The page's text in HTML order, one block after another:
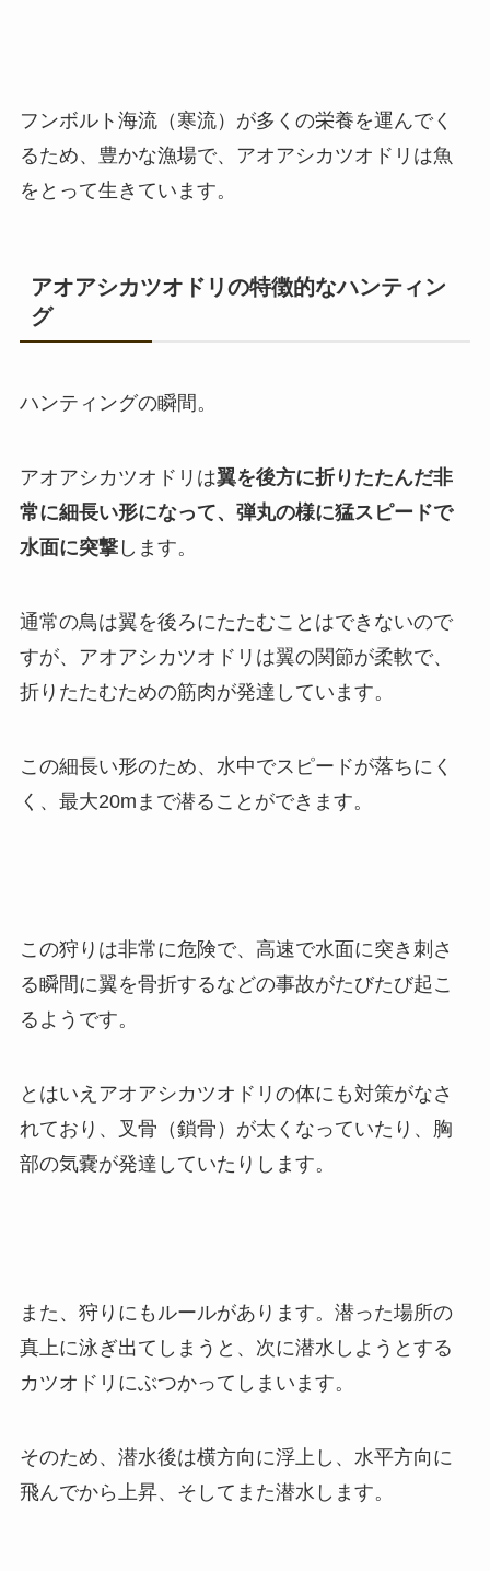
フンボルト海流（寒流）が多くの栄養を運んでく
るため、豊かな漁場で、アオアシカツオドリは魚
をとって生きています。
アオアシカツオドリの特徴的なハンティン
グ
ハンティングの瞬間。
アオアシカツオドリは翼を後方に折りたたんだ非
常に細長い形になって、弾丸の様に猛スピードで
水面に突撃します。
通常の鳥は翼を後ろにたたむことはできないので
すが、アオアシカツオドリは翼の関節が柔軟で、
折りたたむための筋肉が発達しています。
この細長い形のため、水中でスピードが落ちにく
く、最大20mまで潜ることができます。
この狩りは非常に危険で、高速で水面に突き刺さ
る瞬間に翼を骨折するなどの事故がたびたび起こ
るようです。
とはいえアオアシカツオドリの体にも対策がなさ
れており、叉骨（鎖骨）が太くなっていたり、胸
部の気嚢が発達していたりします。
また、狩りにもルールがあります。潜った場所の
真上に泳ぎ出てしまうと、次に潜水しようとする
カツオドリにぶつかってしまいます。
そのため、潜水後は横方向に浮上し、水平方向に
飛んでから上昇、そしてまた潜水します。